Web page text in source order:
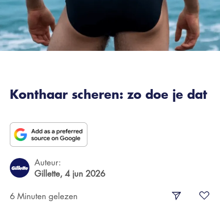
Konthaar scheren: zo doe je dat
Auteur:
Gillette, 4 jun 2026
6 Minuten gelezen